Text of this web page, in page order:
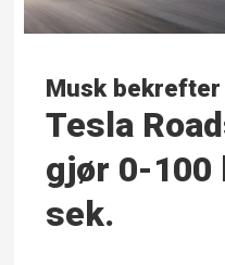
Musk
Tesla
gjør 0-100
sek.